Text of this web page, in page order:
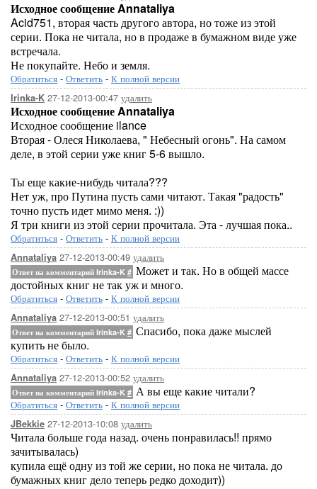
Исходное сообщение Annataliya
Acid751, вторая часть другого автора, но тоже из этой
серии. Пока не читала, но в продаже в бумажном виде уже
встречала.
Не покупайте. Небо и земля.
Обратиться - Ответить - К полной версии
Irinka-K 27-12-2013-00:47 удалить
Исходное сообщение Annataliya
Исходное сообщение ilance
Вторая - Олеся Николаева, " Небесный огонь". На самом
деле, в этой серии уже книг 5-6 вышло.
Ты еще какие-нибудь читала???
Нет уж, про Путина пусть сами читают. Такая "радость"
точно пусть идет мимо меня. :))
Я три книги из этой серии прочитала. Эта - лучшая пока..
Обратиться - Ответить - К полной версии
Annataliya 27-12-2013-00:49 удалить
Ответ на комментарий Irinka-K # Может и так. Но в общей массе
достойных книг не так уж и много.
Обратиться - Ответить - К полной версии
Annataliya 27-12-2013-00:51 удалить
Ответ на комментарий Irinka-K # Спасибо, пока даже мыслей
купить не было.
Обратиться - Ответить - К полной версии
Annataliya 27-12-2013-00:52 удалить
Ответ на комментарий Irinka-K # А вы еще какие читали?
Обратиться - Ответить - К полной версии
JBekkie 27-12-2013-10:08 удалить
Читала больше года назад. очень понравилась!! прямо
зачитывалась)
купила ещё одну из той же серии, но пока не читала. до
бумажных книг дело теперь редко доходит))